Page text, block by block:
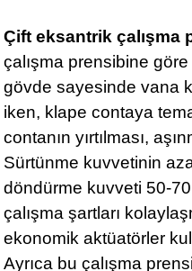
Çift eksantrik çalışma
çalışma prensibine
gövde sayesinde vana
iken, klape contaya
contanın yırtılması,
Sürtünme kuvvetinin
döndürme kuvveti 50-
çalışma şartları
ekonomik aktüatörler
Ayrıca bu çalışma